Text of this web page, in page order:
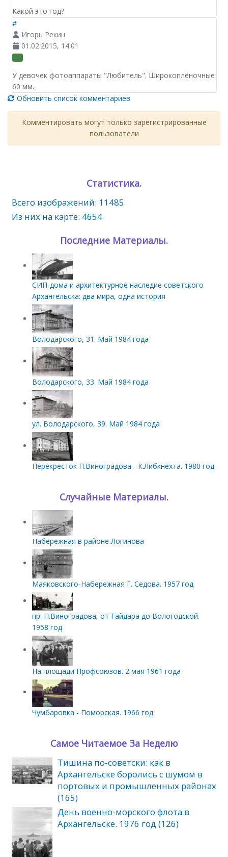
Какой это год?
#
Игорь Рекин
01.02.2015, 14:01
+1
У девочек фотоаппараты "Любитель". Широкоплёночные
60 мм.
Обновить список комментариев
Комментировать могут только зарегистрированные
пользователи
Статистика.
Всего изображений: 11485
Из них на карте: 4654
Последние Материалы.
СИП‑дома и архитектурное наследие советского
Архангельска: два мира, одна история
Володарского, 31. Май 1984 года
Володарского, 33. Май 1984 года
ул. Володарского, 39. Май 1984 года
Перекресток П.Виноградова - К.Либкнехта. 1980 год
Случайные Материалы.
Набережная в районе Логинова
Маяковского-Набережная Г. Седова. 1957 год
пр. П.Виноградова, от Гайдара до Вологодской.
1958 год
На площади Профсоюзов. 2 мая 1961 года
Чумбаровка - Поморская. 1966 год
Самое Читаемое За Неделю
Тишина по‑советски: как в
Архангельске боролись с шумом в
портовых и промышленных районах
(165)
День военно-морского флота в
Архангельске. 1976 год (126)